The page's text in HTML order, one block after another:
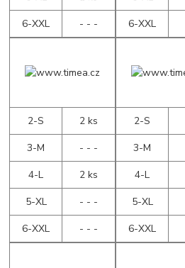
6-XXL
- - -
6-XXL
2-S
2 ks
3-M
- - -
4-L
2 ks
5-XL
- - -
6-XXL
- - -
2-S
3-M
4-L
5-XL
6-XXL